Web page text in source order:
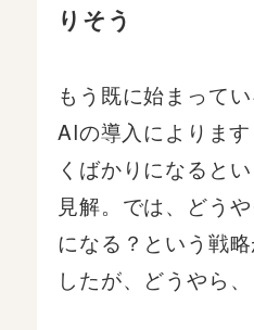
りそう
もう既に始まってい
AIの導入によりま
くばかりになると
見解。では、どう
になる？という戦
したが、どうやら、